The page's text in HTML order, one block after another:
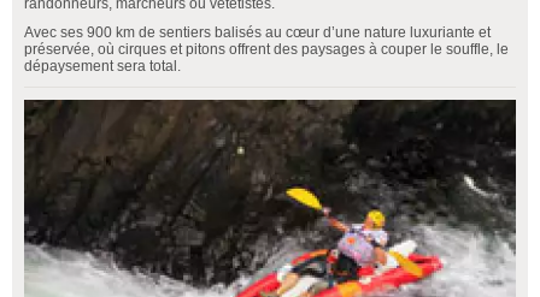
randonneurs, marcheurs ou vététistes.
Avec ses 900 km de sentiers balisés au cœur d’une nature luxuriante et
préservée, où cirques et pitons offrent des paysages à couper le souffle, le
dépaysement sera total.